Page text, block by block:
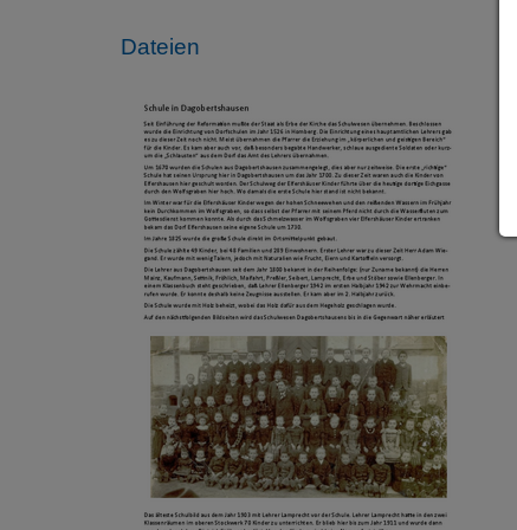
Dateien